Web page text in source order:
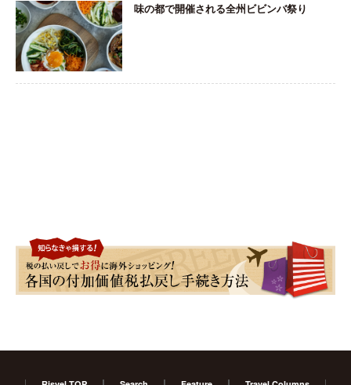
味の都で開催される全州ビビンバ祭り